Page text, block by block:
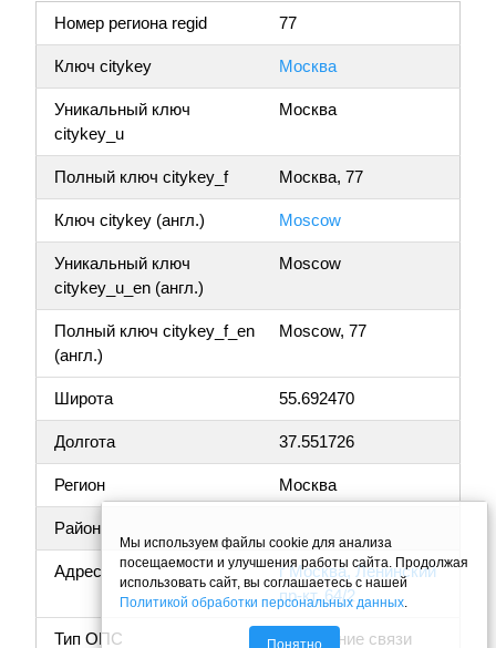
Номер региона regid
77
Ключ citykey Москва
Уникальный ключ
citykey_u
Москва
Полный ключ citykey_f Москва, 77
Ключ citykey (англ.) Moscow
Уникальный ключ
citykey_u_en (англ.)
Moscow
Полный ключ citykey_f_en
(англ.)
Moscow, 77
Широта 55.692470
Долгота 37.551726
Регион Москва
Район
Адрес
г Москва, Ленинский
пр-кт, 64/2
Тип ОПС Отделение связи
Мы используем файлы cookie для анализа
посещаемости и улучшения работы сайта. Продолжая
использовать сайт, вы соглашаетесь с нашей
Политикой обработки персональных данных.
Понятно